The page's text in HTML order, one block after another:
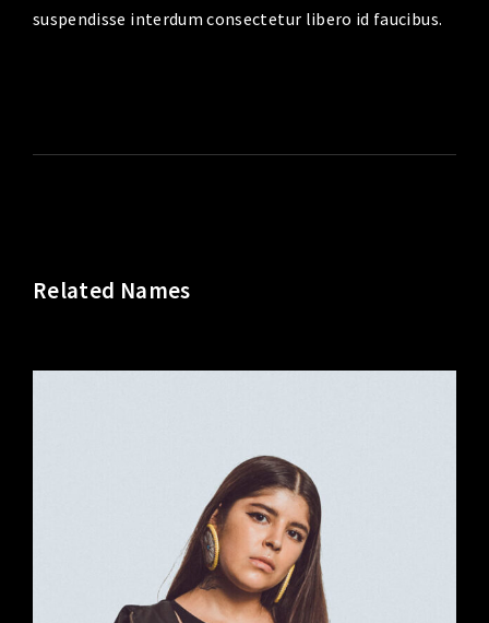
suspendisse interdum consectetur libero id faucibus.
Related Names